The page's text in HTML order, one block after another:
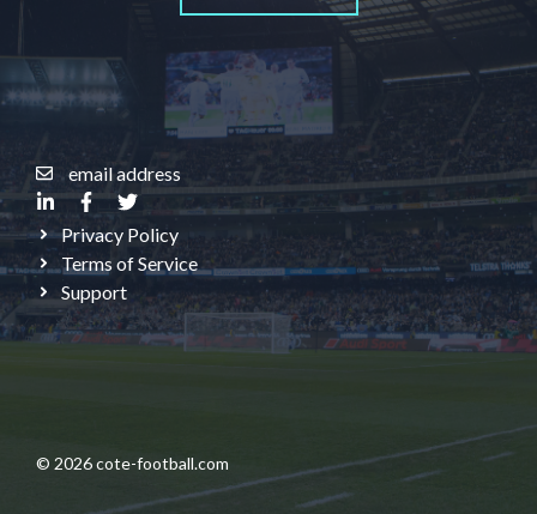
email address
Privacy Policy
Terms of Service
Support
© 2026 cote-football.com